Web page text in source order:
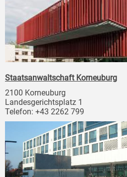
Staatsanwaltschaft Korneuburg
2100 Korneuburg
Landesgerichtsplatz 1
Telefon: +43 2262 799